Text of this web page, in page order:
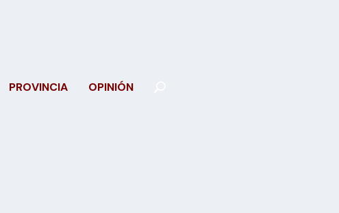
PROVINCIA OPINIÓN